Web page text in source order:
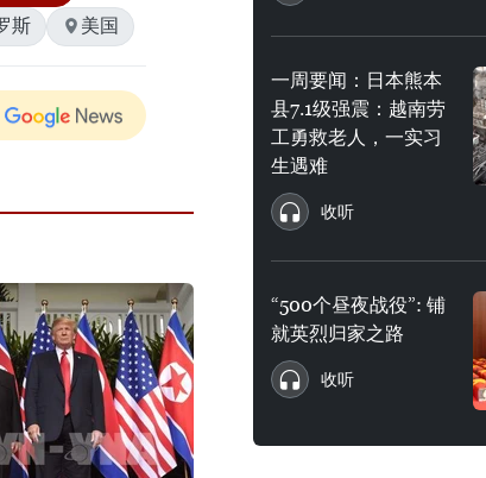
斯 美国
一周要闻：日本熊本
县7.1级强震：越南劳
工勇救老人，一实习
生遇难
收听
“500个昼夜战役”: 铺
就英烈归家之路
收听